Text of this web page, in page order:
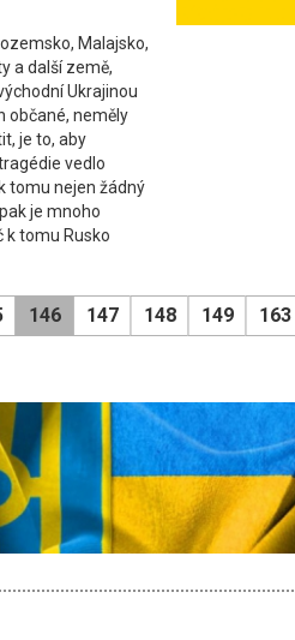
Malajsko,
a další země,
Ukrajinou
občané, neměly
je to, aby
vedlo
tomu nejen žádný
je mnoho
k tomu Rusko
146 147 148 149 163